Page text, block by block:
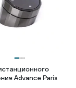
Advance Paris